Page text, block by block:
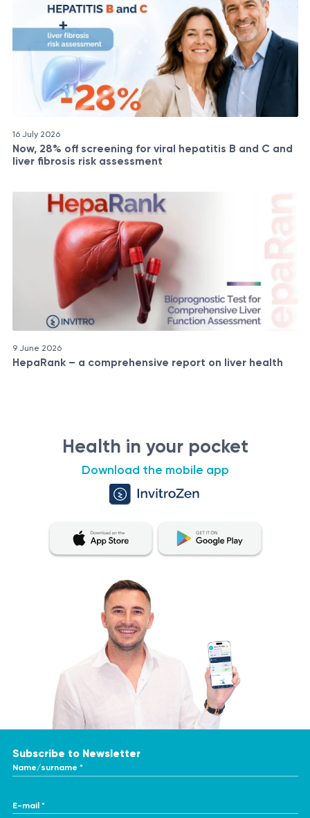
16 July 2026
Now, 28% off screening for viral hepatitis B and C and
liver fibrosis risk assessment
9 June 2026
HepaRank – a comprehensive report on liver health
Health in your pocket
Download the mobile app
Subscribe to Newsletter
Name/surname *
E-mail *